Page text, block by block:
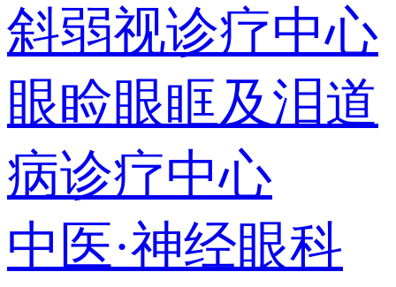
斜弱视诊疗中心
眼睑眼眶及泪道
病诊疗中心
中医·神经眼科